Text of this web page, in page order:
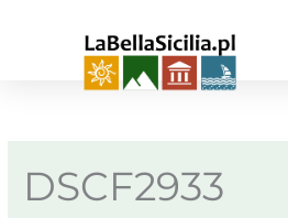
DSCF2933